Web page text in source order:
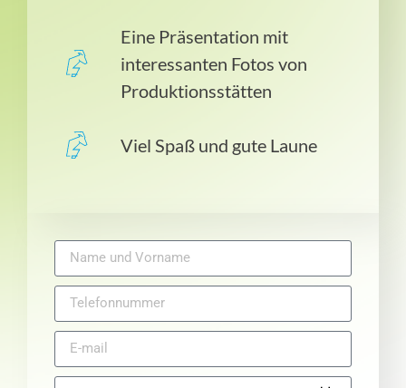
Eine Präsentation mit
interessanten Fotos von
Produktionsstätten
Viel Spaß und gute Laune